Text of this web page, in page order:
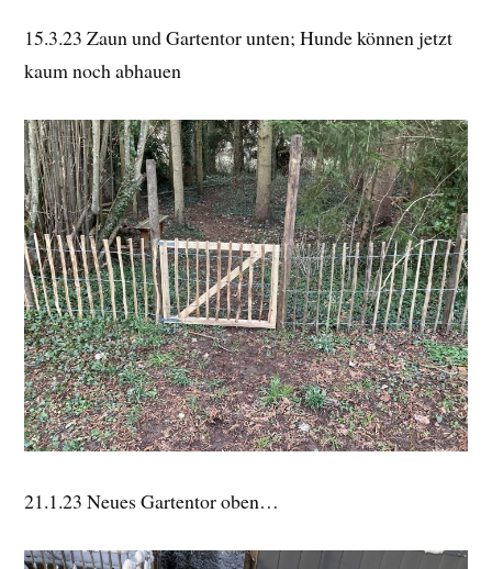
15.3.23 Zaun und Gartentor unten; Hunde können jetzt
kaum noch abhauen
21.1.23 Neues Gartentor oben…